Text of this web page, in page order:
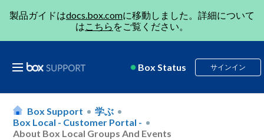
製品ガイドはdocs.box.comに移動しました。詳細について
はこちら をご覧ください。
Box Status サインイン
Box Support
学ぶ
Box Local - Customer Portal -
About Box Local Groups And Events